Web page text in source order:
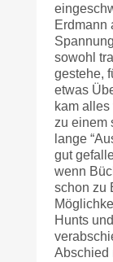
Erdmann
sowohl
gestehe,
etwas
kam
zu einem
lange
gut
wenn
schon zu
Hunts
Abschied